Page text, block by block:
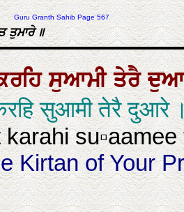
Guru Granth Sahib Page 567
ਤੁਮਾਰੇ ॥
ਸੁਆਮੀਤੇਰੈ
सुआमी तेरै दुआरे
karahi
Kirtan of Your